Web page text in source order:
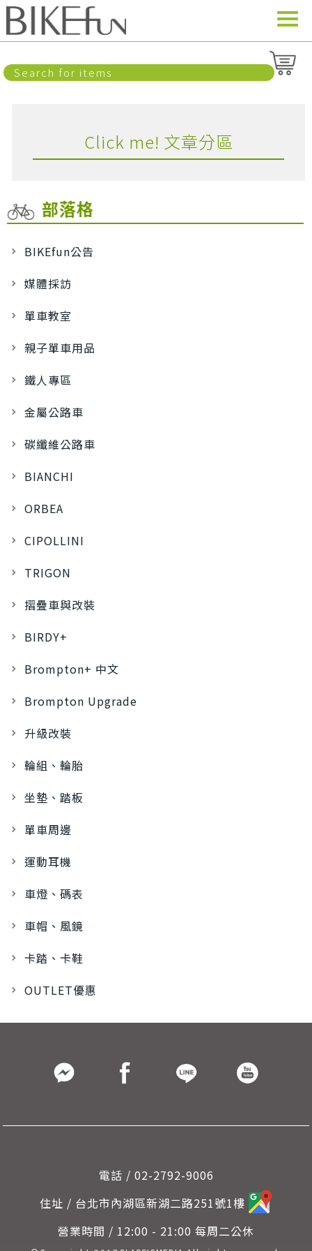
Click me! 文章分區
部落格
BIKEfun公告
媒體採訪
單車教室
親子單車用品
鐵人專區
金屬公路車
碳纖維公路車
BIANCHI
ORBEA
CIPOLLINI
TRIGON
摺疊車與改裝
BIRDY+
Brompton+ 中文
Brompton Upgrade
升級改裝
輪組、輪胎
坐墊、踏板
單車周邊
運動耳機
車燈、碼表
車帽、風鏡
卡踏、卡鞋
OUTLET優惠
電話 / 02-2792-9006
住址 / 台北市內湖區新湖二路251號1樓
營業時間 / 12:00 - 21:00 每周二公休